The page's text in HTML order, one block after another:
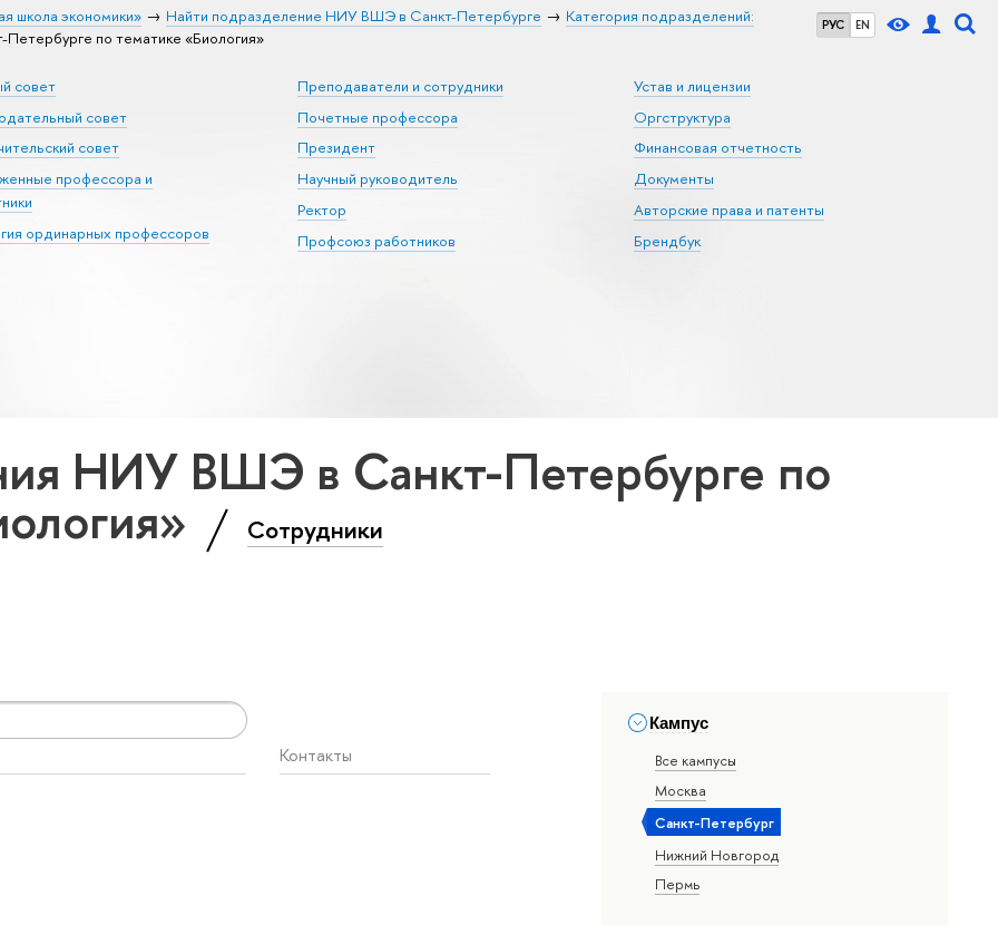
РУС EN
школа экономики» Найти подразделение НИУ ВШЭ в Санкт-Петербурге
Категория подразделений:
по тематике «Биология»
совет
совет
совет
профессора и
ординарных профессоров
Преподаватели и сотрудники
Почетные профессора
Президент
Научный руководитель
Ректор
Профсоюз работников
Устав и лицензии
Оргструктура
Финансовая отчетность
Документы
Авторские права и патенты
Брендбук
НИУ ВШЭ в Санкт-Петербурге по
Сотрудники
Кампус
Все кампусы
Москва
Санкт-Петербург
Нижний Новгород
Пермь
Контакты